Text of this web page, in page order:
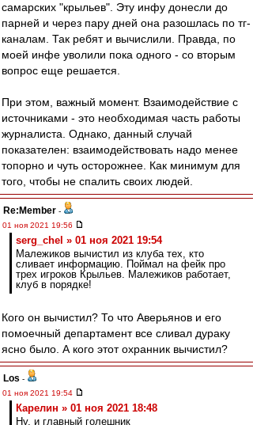
самарских "крыльев". Эту инфу донесли до
парней и через пару дней она разошлась по тг-
каналам. Так ребят и вычислили. Правда, по
моей инфе уволили пока одного - со вторым
вопрос еще решается.
При этом, важный момент. Взаимодействие с
источниками - это необходимая часть работы
журналиста. Однако, данный случай
показателен: взаимодействовать надо менее
топорно и чуть осторожнее. Как минимум для
того, чтобы не спалить своих людей.
Re:Member -
01 ноя 2021 19:56
serg_chel » 01 ноя 2021 19:54
Малежиков вычистил из клуба тех, кто
сливает информацию. Поймал на фейк про
трех игроков Крыльев. Малежиков работает,
клуб в порядке!
Кого он вычистил? То что Аверьянов и его
помоечный департамент все сливал дураку
ясно было. А кого этот охранник вычистил?
Los -
01 ноя 2021 19:54
Карелин » 01 ноя 2021 18:48
Ну, и главный голешник